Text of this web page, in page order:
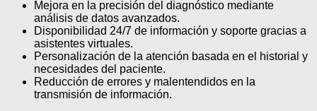
Mejora en la precisión del diagnóstico mediante
análisis de datos avanzados.
Disponibilidad 24/7 de información y soporte gracias a
asistentes virtuales.
Personalización de la atención basada en el historial y
necesidades del paciente.
Reducción de errores y malentendidos en la
transmisión de información.